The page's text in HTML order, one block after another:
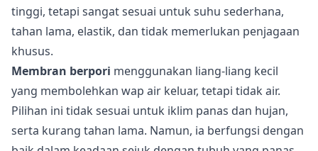
tinggi, tetapi sangat sesuai untuk suhu sederhana,
tahan lama, elastik, dan tidak memerlukan penjagaan
khusus.
Membran berpori menggunakan liang-liang kecil
yang membolehkan wap air keluar, tetapi tidak air.
Pilihan ini tidak sesuai untuk iklim panas dan hujan,
serta kurang tahan lama. Namun, ia berfungsi dengan